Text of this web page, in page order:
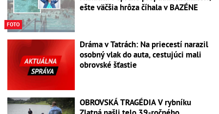
FOTO
ešte väčšia hrôza číhala v BAZÉNE
Dráma v Tatrách: Na priecestí narazil
osobný vlak do auta, cestujúci mali
obrovské šťastie
OBROVSKÁ TRAGÉDIA V rybníku